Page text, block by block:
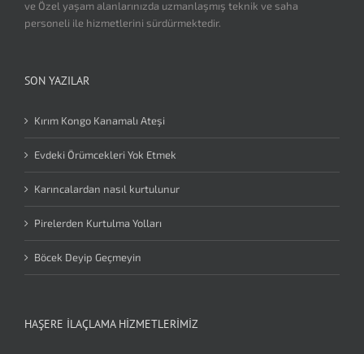
ve Özel yaşam alanlarınızda uzmanlaşmış teknik ve saha
personeli ile hizmetlerini sürdürmektedir.
SON YAZILAR
Kırım Kongo Kanamalı Ateşi
Evdeki Örümcekleri Yok Etmek
Karıncalardan nasıl kurtulunur
Pirelerden Kurtulma Yolları
Böcek Deyip Geçmeyin
HAŞERE İLAÇLAMA HIZMETLERIMIZ